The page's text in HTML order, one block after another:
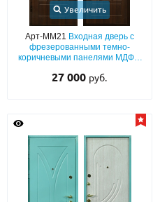
О НАС
КОНТАКТЫ
НАЙТИ:
ПН-СБ - с 9:00
+7
Увеличить
Арт-ММ21 Входная дверь с
фрезерованными темно-
коричневыми панелями МДФ с
27 000 руб.